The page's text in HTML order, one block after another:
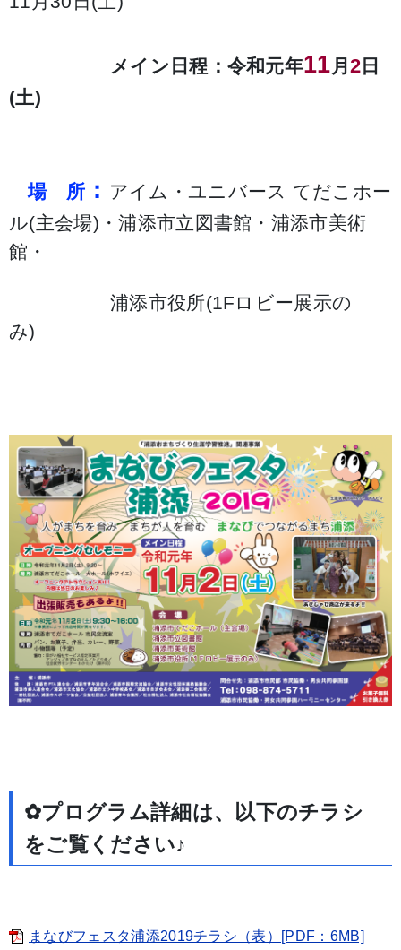
メイン日程：令和元年11 月2 日
(土)
場 所 ： アイム・ユニバース てだこホー
ル(主会場)・浦添市立図書館・浦添市美術
館・
浦添市役所(1Fロビー展示の
み)
✿プログラム詳細は、以下のチラシ
をご覧ください♪
まなびフェスタ浦添2019チラシ（表）[PDF：6MB]